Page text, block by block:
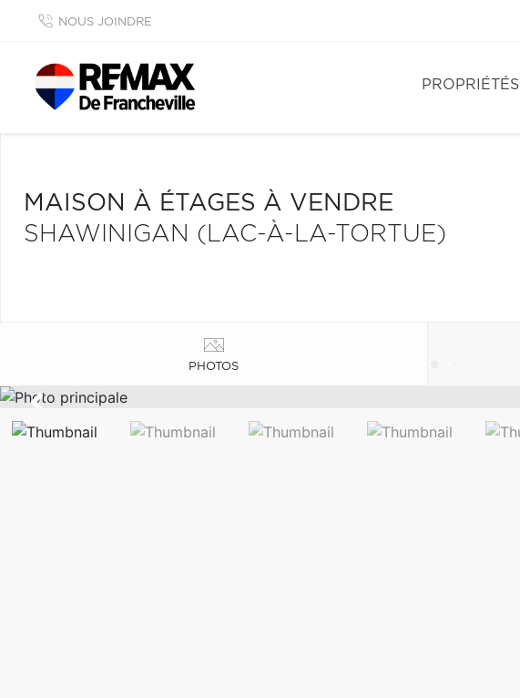
NOUS JOINDRE
PROPRIÉTÉS
MAISON À ÉTAGES À VENDRE
SHAWINIGAN (LAC-À-LA-TORTUE)
PHOTOS